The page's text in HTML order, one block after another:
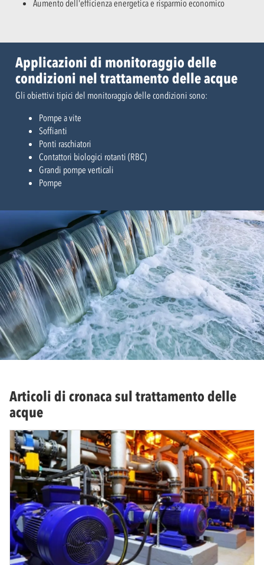
Aumento dell'efficienza energetica e risparmio economico
Applicazioni di monitoraggio delle
condizioni nel trattamento delle acque
Gli obiettivi tipici del monitoraggio delle condizioni sono:
Pompe a vite
Soffianti
Ponti raschiatori
Contattori biologici rotanti (RBC)
Grandi pompe verticali
Pompe
Articoli di cronaca sul trattamento delle
acque